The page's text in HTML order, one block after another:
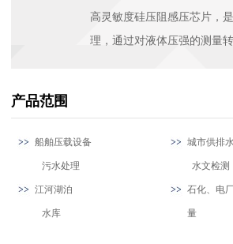
高灵敏度硅压阻感压芯片，
理，通过对液体压强的测量
产品范围
船舶压载设备
污水处理
城
水文检测
江河湖泊
水库
石化、电
量